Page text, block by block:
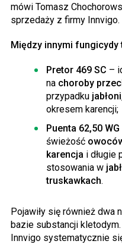
mówi Tomasz
sprzedaży z firmy Innvigo.
Między innymi fungicydy
Pretor 469 SC –
na choroby
przypadku
okresem karencji;
Puenta 62,50 WG
świeżość
karencja i długie
stosowania w
truskawkach.
Pojawiły się również dwa
bazie substancji
Innvigo systematycznie